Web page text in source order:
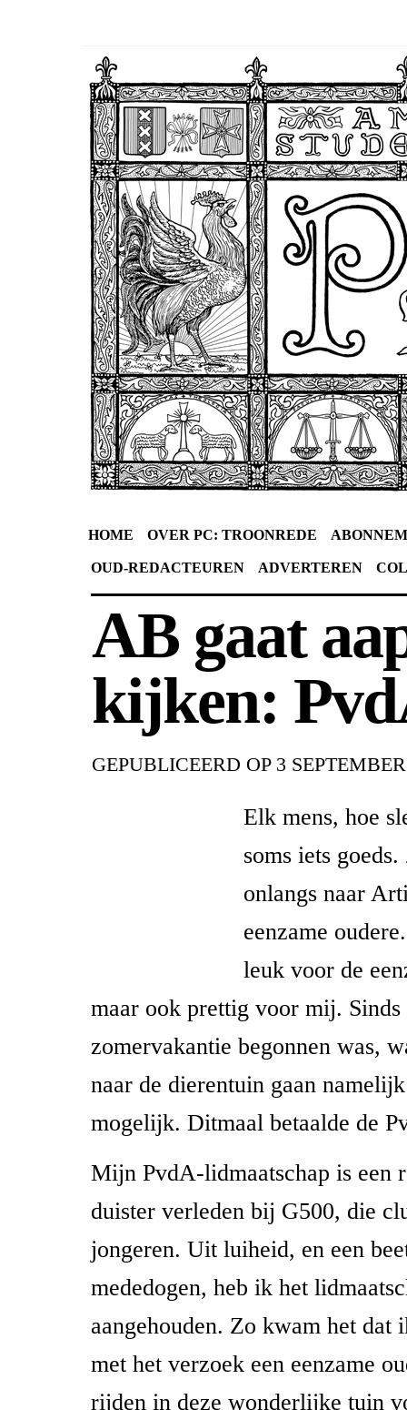
HOME OVER PC: TROONREDE
OUD-REDACTEUREN ADVERTEREN
AB gaat
kijken:
GEPUBLICEERD OP 3
Elk mens, hoe
soms iets
onlangs naar
eenzame
leuk voor de
maar ook prettig voor mij. Sinds
zomervakantie begonnen was,
naar de dierentuin gaan
mogelijk. Ditmaal betaalde de
Mijn PvdA-lidmaatschap is een
duister verleden bij G500, die
jongeren. Uit luiheid, en een
mededogen, heb ik het
aangehouden. Zo kwam het dat
met het verzoek een eenzame
rijden in deze wonderlijke tuin